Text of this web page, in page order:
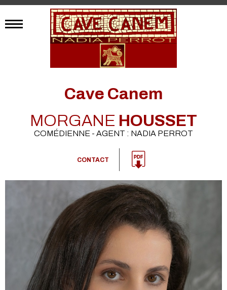
Cave Canem
MORGANE HOUSSET
COMÉDIENNE - AGENT : NADIA PERROT
CONTACT